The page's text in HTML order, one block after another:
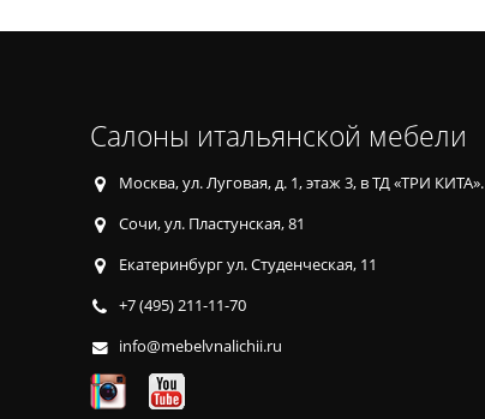
Салоны итальянской мебели
Москва, ул. Луговая, д. 1, этаж 3, в ТД «ТРИ КИТА».
Сочи, ул. Пластунская, 81
Екатеринбург ул. Студенческая, 11
+7 (495) 211-11-70
info@mebelvnalichii.ru